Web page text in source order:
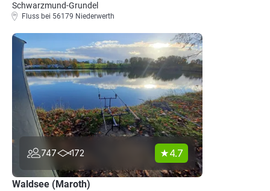
Schwarzmund-Grundel
Fluss bei 56179 Niederwerth
747 172 4.7
Waldsee (Maroth)